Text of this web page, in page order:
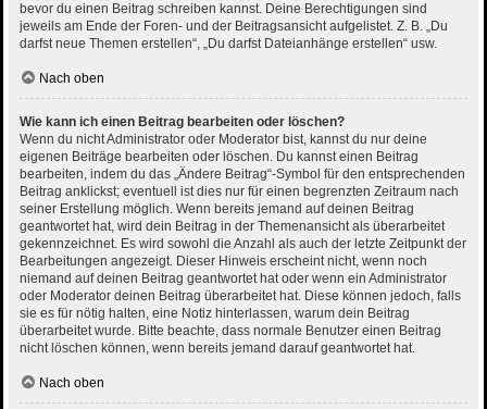
bevor du einen Beitrag schreiben kannst. Deine Berechtigungen sind
jeweils am Ende der Foren- und der Beitragsansicht aufgelistet. Z. B. „Du
darfst neue Themen erstellen“, „Du darfst Dateianhänge erstellen“ usw.
Nach oben
Wie kann ich einen Beitrag bearbeiten oder löschen?
Wenn du nicht Administrator oder Moderator bist, kannst du nur deine
eigenen Beiträge bearbeiten oder löschen. Du kannst einen Beitrag
bearbeiten, indem du das „Ändere Beitrag“-Symbol für den entsprechenden
Beitrag anklickst; eventuell ist dies nur für einen begrenzten Zeitraum nach
seiner Erstellung möglich. Wenn bereits jemand auf deinen Beitrag
geantwortet hat, wird dein Beitrag in der Themenansicht als überarbeitet
gekennzeichnet. Es wird sowohl die Anzahl als auch der letzte Zeitpunkt der
Bearbeitungen angezeigt. Dieser Hinweis erscheint nicht, wenn noch
niemand auf deinen Beitrag geantwortet hat oder wenn ein Administrator
oder Moderator deinen Beitrag überarbeitet hat. Diese können jedoch, falls
sie es für nötig halten, eine Notiz hinterlassen, warum dein Beitrag
überarbeitet wurde. Bitte beachte, dass normale Benutzer einen Beitrag
nicht löschen können, wenn bereits jemand darauf geantwortet hat.
Nach oben